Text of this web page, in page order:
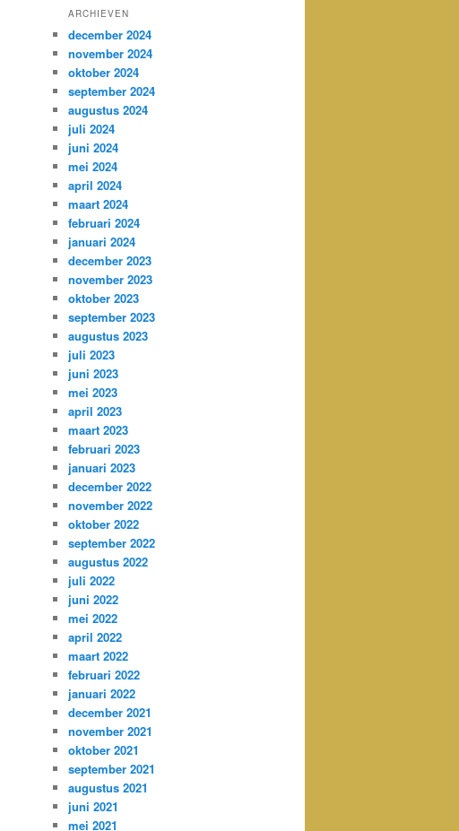
ARCHIEVEN
december 2024
november 2024
oktober 2024
september 2024
augustus 2024
juli 2024
juni 2024
mei 2024
april 2024
maart 2024
februari 2024
januari 2024
december 2023
november 2023
oktober 2023
september 2023
augustus 2023
juli 2023
juni 2023
mei 2023
april 2023
maart 2023
februari 2023
januari 2023
december 2022
november 2022
oktober 2022
september 2022
augustus 2022
juli 2022
juni 2022
mei 2022
april 2022
maart 2022
februari 2022
januari 2022
december 2021
november 2021
oktober 2021
september 2021
augustus 2021
juni 2021
mei 2021